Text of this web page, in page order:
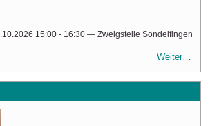
15:00 - 16:30 — Zweigstelle Sondelfingen
Weiter…